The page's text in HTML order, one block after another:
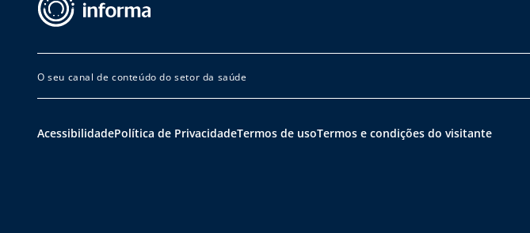
O seu canal de conteúdo do setor da saúde
AcessibilidadePolítica de PrivacidadeTermos de usoTermos e condições do visitante